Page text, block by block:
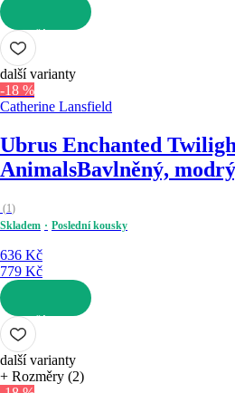
DO KOŠÍKU
další varianty
-18 %
Catherine Lansfield
Ubrus Enchanted
AnimalsBavlněný,
(1)
Skladem
Poslední kousky
636 Kč
779 Kč
DO KOŠÍKU
další varianty
+ Rozměry (2)